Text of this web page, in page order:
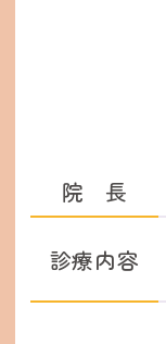
院長
診療内容